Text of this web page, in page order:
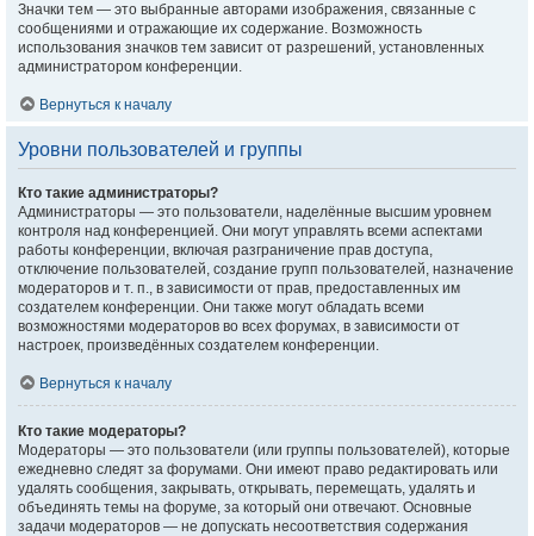
Значки тем — это выбранные авторами изображения, связанные с
сообщениями и отражающие их содержание. Возможность
использования значков тем зависит от разрешений, установленных
администратором конференции.
Вернуться к началу
Уровни пользователей и группы
Кто такие администраторы?
Администраторы — это пользователи, наделённые высшим уровнем
контроля над конференцией. Они могут управлять всеми аспектами
работы конференции, включая разграничение прав доступа,
отключение пользователей, создание групп пользователей, назначение
модераторов и т. п., в зависимости от прав, предоставленных им
создателем конференции. Они также могут обладать всеми
возможностями модераторов во всех форумах, в зависимости от
настроек, произведённых создателем конференции.
Вернуться к началу
Кто такие модераторы?
Модераторы — это пользователи (или группы пользователей), которые
ежедневно следят за форумами. Они имеют право редактировать или
удалять сообщения, закрывать, открывать, перемещать, удалять и
объединять темы на форуме, за который они отвечают. Основные
задачи модераторов — не допускать несоответствия содержания